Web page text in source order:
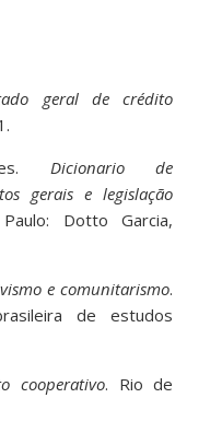
geral de crédito
Dicionario de
gerais e legislação
Dotto Garcia,
e comunitarismo.
de estudos
cooperativo. Rio de